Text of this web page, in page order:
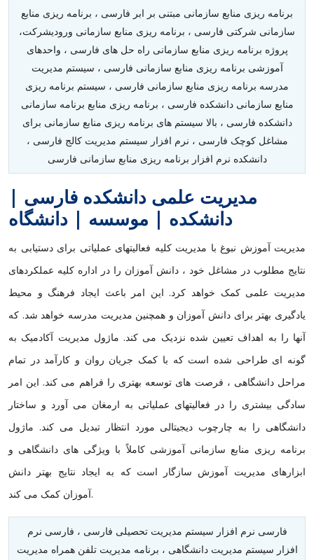
برنامه ریزی منابع سازمانی مبتنی بر ابر فارسی ، برنامه ریزی منابع
سازمانی شرکتی فارسی ، برنامه ریزی منابع سازمانی ورودیشرکت،
پروژه برنامه ریزی منابع سازمانی راه حل های فارسی ، واحدهای
آموزشی برنامه ریزی منابع سازمانی فارسی ، سیستم مدیریت
مدرسه برنامه ریزی منابع سازمانی فارسی ، سیستم برنامه ریزی
منابع سازمانی دانشکده فارسی ، برنامه ریزی منابع برنامه سازمانی
دانشکده فارسی ، بالا سیستم های برنامه ریزی منابع سازمانی برای
مشاغل کوچک فارسی ، نرم افزار سیستم مدیریت کالج فارسی ،
دانشکده نرم افزار برنامه ریزی منابع سازمانی فارسی
مدیریت علمی دانشکده فارسی |
دانشکده | موسسه | دانشگاه
مدیریت آموزش نبوغ با مدیریت کلیه فعالیتهای عملیاتی برای دستیابی به
نتایج مطلوب در مشاغل خود ، دانش آموزان را در اداره کلیه عملکردهای
مدیریت علمی کمک خواهد کرد. این امر باعث ایجاد فرهنگ و محیط
یادگیری بهتر برای دانش آموزان و همچنین مدیریت مدرسه خواهد شد. که
آنها را به اهداف تعیین شده نزدیک می کند. ماژول مدیریت آکادمیک به
گونه ای طراحی شده است که با کمک جریان روان و کارآمد در تمام
مراحل دانشگاهی ، فرصت های توسعه بهتری را فراهم می کند. این امر
سادگی بیشتری را در فعالیتهای عملیاتی به ارمغان می آورد و ساختار
دانشگاهی را به چارچوب دیجیتالی مورد انتظار تبدیل می کند. ماژول
برنامه ریزی منابع سازمانی آموزشی کاملاً با ویژگی های دانشگاهی و
ابزارهای مدیریت آموزش سازگار است که به ایجاد نتایج بهتر دانش
آموزان کمک می کند.
فارسی نرم افزار سیستم مدیریت تحصیلی فارسی ، فارسی نرم
افزار سیستم مدیریت دانشگاهی ، برنامه مدیریت تلفن همراه مدیریت